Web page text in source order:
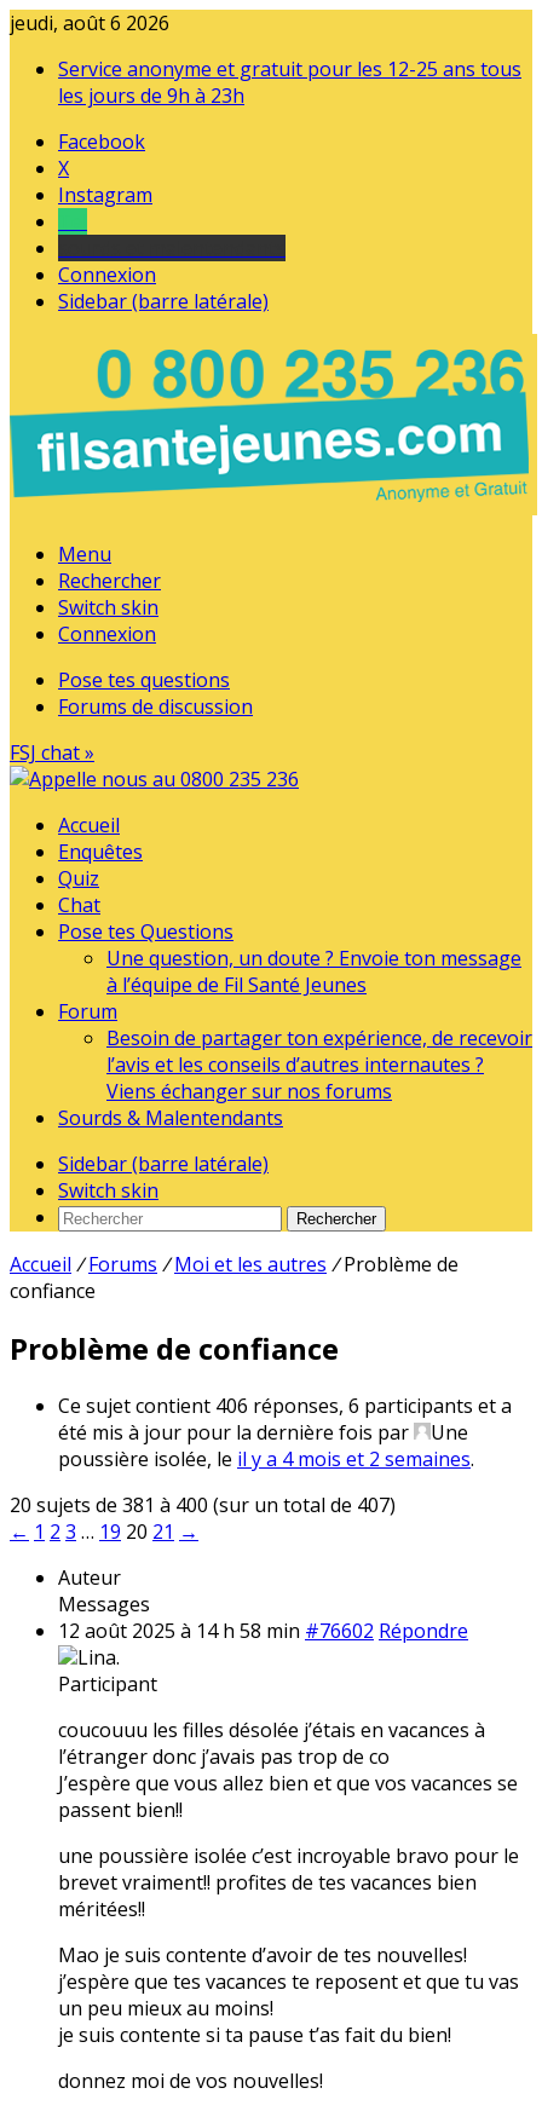
jeudi, août 6 2026
Service anonyme et gratuit pour les 12-25 ans tous
les jours de 9h à 23h
Facebook
X
Instagram
Connexion
Sidebar (barre latérale)
Menu
Rechercher
Switch skin
Connexion
Pose tes questions
Forums de discussion
FSJ chat »
Accueil
Enquêtes
Quiz
Chat
Pose tes Questions
Une question, un doute ? Envoie ton message
à l’équipe de Fil Santé Jeunes
Forum
Besoin de partager ton expérience, de recevoir
l’avis et les conseils d’autres internautes ?
Viens échanger sur nos forums
Sourds & Malentendants
Sidebar (barre latérale)
Switch skin
Rechercher
Accueil / Forums / Moi et les autres / Problème de
confiance
Problème de confiance
Ce sujet contient 406 réponses, 6 participants et a
été mis à jour pour la dernière fois par
Une
poussière isolée, le il y a 4 mois et 2 semaines.
20 sujets de 381 à 400 (sur un total de 407)
← 1 2 3 … 19 20 21 →
Auteur
Messages
12 août 2025 à 14 h 58 min #76602 Répondre
Lina.
Participant
coucouuu les filles désolée j’étais en vacances à
l’étranger donc j’avais pas trop de co
J’espère que vous allez bien et que vos vacances se
passent bien!!
une poussière isolée c’est incroyable bravo pour le
brevet vraiment!! profites de tes vacances bien
méritées!!
Mao je suis contente d’avoir de tes nouvelles!
j’espère que tes vacances te reposent et que tu vas
un peu mieux au moins!
je suis contente si ta pause t’as fait du bien!
donnez moi de vos nouvelles!